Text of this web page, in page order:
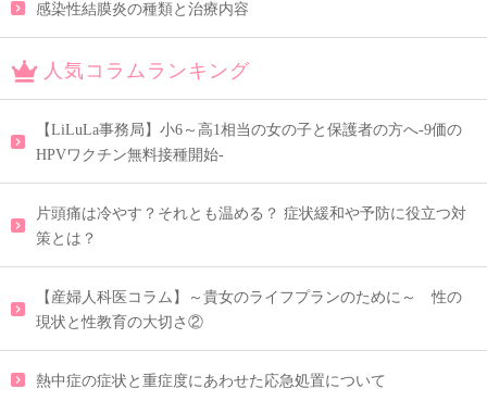
感染性結膜炎の種類と治療内容
人気コラムランキング
【LiLuLa事務局】小6～高1相当の女の子と保護者の方へ-9価の
HPVワクチン無料接種開始-
片頭痛は冷やす？それとも温める？ 症状緩和や予防に役立つ対
策とは？
【産婦人科医コラム】～貴女のライフプランのために～ 性の
現状と性教育の大切さ②
熱中症の症状と重症度にあわせた応急処置について